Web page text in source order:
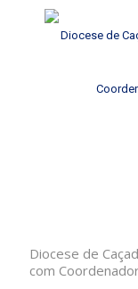
Diocese de
com